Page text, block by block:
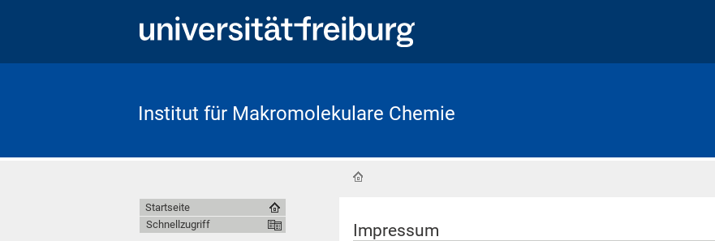
Institut für Makromolekulare Chemie
Impressum
Startseite
Schnellzugriff